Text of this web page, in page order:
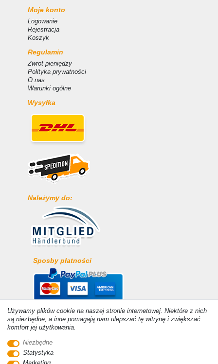
Moje konto
Logowanie
Rejestracja
Koszyk
Regulamin
Zwrot pieniędzy
Polityka prywatności
O nas
Warunki ogólne
Wysyłka
Należymy do:
Sposby płatności
© Copyright 2026 | Wszelkie prawa zastrzezone. - Ceny
Używamy plików cookie na naszej stronie internetowej. Niektóre z nich
są niezbędne, a inne pomagają nam ulepszać tę witrynę i zwiększać
komfort jej użytkowania.
Niezbędne
Statystyka